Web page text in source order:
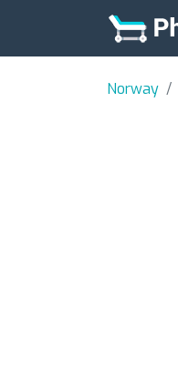
Norway